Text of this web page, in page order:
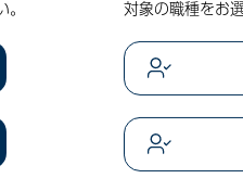
一覧
対象の職種をお